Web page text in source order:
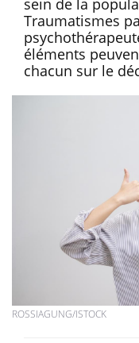
sein de la
Traumatismes
éléments
chacun sur le
ROSSIAGUNG/ISTOCK